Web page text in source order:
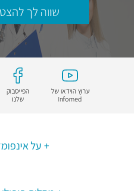
שווה לך
ערוץ הוידאו של
Infomed
הפייסבוק
שלנו
על